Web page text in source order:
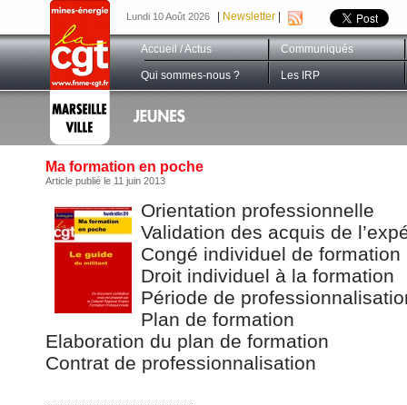
Lundi 10 Août 2026 Newsletter
Accueil / Actus Communiqués
Qui sommes-nous ? Les IRP
Ma formation en poche
Article publié le 11 juin 2013
Orientation professionnelle
Validation des acquis de
Congé individuel de formation
Droit individuel à la formation
Période de
Plan de formation
Elaboration du plan de formation
Contrat de professionnalisation